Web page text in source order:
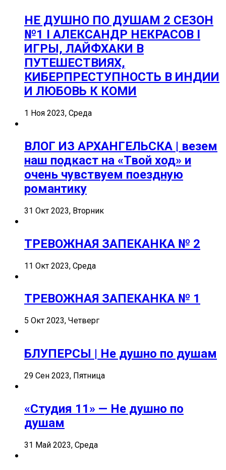
НЕ ДУШНО ПО ДУШАМ 2 СЕЗОН
№1 I АЛЕКСАНДР НЕКРАСОВ I
ИГРЫ, ЛАЙФХАКИ В
ПУТЕШЕСТВИЯХ,
КИБЕРПРЕСТУПНОСТЬ В ИНДИИ
И ЛЮБОВЬ К КОМИ
1 Ноя 2023, Среда
ВЛОГ ИЗ АРХАНГЕЛЬСКА | везем
наш подкаст на «Твой ход» и
очень чувствуем поездную
романтику
31 Окт 2023, Вторник
ТРЕВОЖНАЯ ЗАПЕКАНКА № 2
11 Окт 2023, Среда
ТРЕВОЖНАЯ ЗАПЕКАНКА № 1
5 Окт 2023, Четверг
БЛУПЕРСЫ | Не душно по душам
29 Сен 2023, Пятница
«Студия 11» — Не душно по
душам
31 Май 2023, Среда